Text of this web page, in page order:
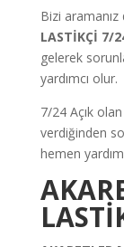
Bizi
LASTİKÇİ 7/
gelerek
yardımcı olur.
7/24 Açık
verdiğinden
hemen